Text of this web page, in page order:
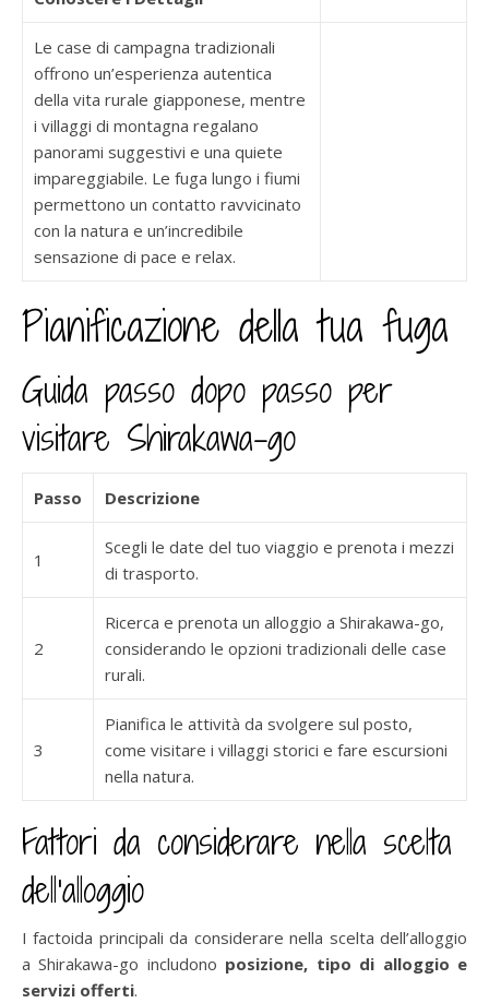
Le case di campagna tradizionali
offrono un’esperienza autentica
della vita rurale giapponese, mentre
i villaggi di montagna regalano
panorami suggestivi e una quiete
impareggiabile. Le fuga lungo i fiumi
permettono un contatto ravvicinato
con la natura e un’incredibile
sensazione di pace e relax.
Pianificazione della tua fuga
Guida passo dopo passo per
visitare Shirakawa-go
Passo Descrizione
1
Scegli le date del tuo viaggio e prenota i mezzi
di trasporto.
2
Ricerca e prenota un alloggio a Shirakawa-go,
considerando le opzioni tradizionali delle case
rurali.
3
Pianifica le attività da svolgere sul posto,
come visitare i villaggi storici e fare escursioni
nella natura.
Fattori da considerare nella scelta
dell’alloggio
I factoida principali da considerare nella scelta dell’alloggio
a Shirakawa-go includono posizione, tipo di alloggio e
servizi offerti.